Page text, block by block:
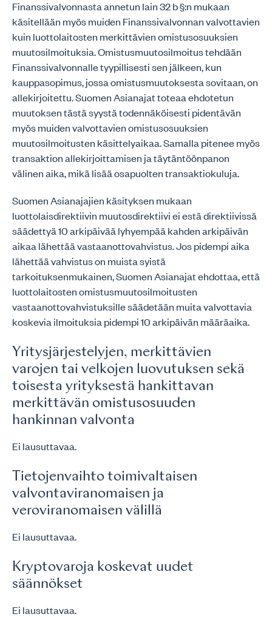
Finanssivalvonnasta annetun lain 32 b §:n mukaan
käsitellään myös muiden Finanssivalvonnan valvottavien
kuin luottolaitosten merkittävien omistusosuuksien
muutosilmoituksia. Omistusmuutosilmoitus tehdään
Finanssivalvonnalle tyypillisesti sen jälkeen, kun
kauppasopimus, jossa omistusmuutoksesta sovitaan, on
allekirjoitettu. Suomen Asianajat toteaa ehdotetun
muutoksen tästä syystä todennäköisesti pidentävän
myös muiden valvottavien omistusosuuksien
muutosilmoitusten käsittelyaikaa. Samalla pitenee myös
transaktion allekirjoittamisen ja täytäntöönpanon
välinen aika, mikä lisää osapuolten transaktiokuluja.
Suomen Asianajajien käsityksen mukaan
luottolaisdirektiivin muutosdirektiivi ei estä direktiivissä
säädettyä 10 arkipäivää lyhyempää kahden arkipäivän
aikaa lähettää vastaanottovahvistus. Jos pidempi aika
lähettää vahvistus on muista syistä
tarkoituksenmukainen, Suomen Asianajat ehdottaa, että
luottolaitosten omistusmuutosilmoitusten
vastaanottovahvistuksille säädetään muita valvottavia
koskevia ilmoituksia pidempi 10 arkipäivän määräaika.
Yritysjärjestelyjen, merkittävien
varojen tai velkojen luovutuksen sekä
toisesta yrityksestä hankittavan
merkittävän omistusosuuden
hankinnan valvonta
Ei lausuttavaa.
Tietojenvaihto toimivaltaisen
valvontaviranomaisen ja
veroviranomaisen välillä
Ei lausuttavaa.
Kryptovaroja koskevat uudet
säännökset
Ei lausuttavaa.